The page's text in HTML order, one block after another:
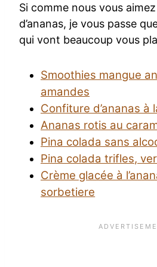
Si comme nous vous
d’ananas, je vous passe
qui vont beaucoup vous
Smoothies mangue
amandes
Confiture d’ananas à
Ananas rotis au
Pina colada sans
Pina colada trifles,
Crème glacée à
sorbetiere